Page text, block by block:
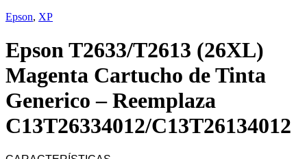
Epson, XP
Epson T2633/T2613 (26XL)
Magenta Cartucho de Tinta
Generico – Reemplaza
C13T26334012/C13T26134012